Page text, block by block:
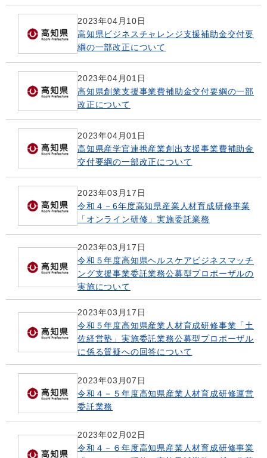
2023年04月10日
高知県ビジネスチャレンジ支援補助金交付要
綱の一部改正について
2023年04月01日
高知県創業支援事業費補助金交付要綱の一部
改正について
2023年04月01日
高知県産学官連携産業創出支援事業費補助金
交付要綱の一部改正について
2023年03月17日
令和４－6年度高知県産業人材育成研修事業
「オンライン研修」実施委託業務
2023年03月17日
令和５年度高知県ヘルスケアビジネスマッチ
ング支援事業委託業務公募型プロポーザルの
実施について
2023年03月17日
令和５年度高知県産業人材育成研修事業「土
佐経営塾」実施委託業務公募型プロポーザル
に係る質疑への回答について
2023年03月07日
令和４－５年度高知県産業人材育成研修運営
委託業務
2023年02月02日
令和４－６年度高知県産業人材育成研修事業